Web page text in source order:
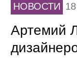
НОВОСТИ
Артемий